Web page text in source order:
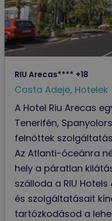
RIU Arecas**** +18
Costa Adeje, Hotelek
A Hotel Riu Arecas
Tenerifén,
felnőttek
Az Atlanti-óceánra
hely a páratlan
szálloda a RIU
és szolgáltatásait
tartózkodásod a